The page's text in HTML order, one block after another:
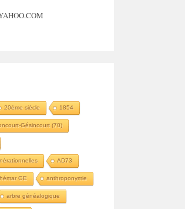
20ème siècle 1854
Gésincourt (70)
AD73
GE anthroponymie
arbre généalogique